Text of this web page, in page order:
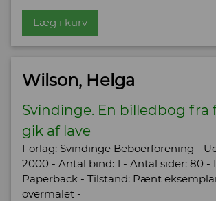
Læg i kurv
Wilson, Helga
Svindinge. En billedbog fra
gik af lave
Forlag: Svindinge Beboerforening -
2000 - Antal bind: 1 - Antal sider: 80
Paperback - Tilstand: Pænt
overmalet -